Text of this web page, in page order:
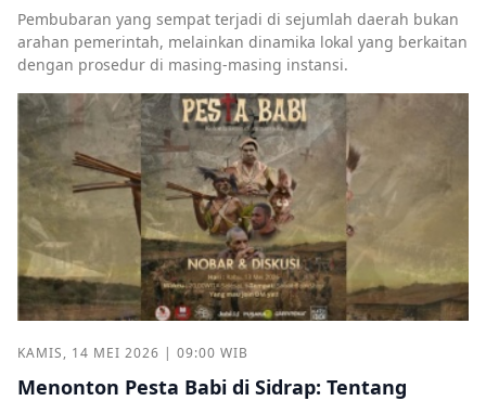
Pembubaran yang sempat terjadi di sejumlah daerah bukan
arahan pemerintah, melainkan dinamika lokal yang berkaitan
dengan prosedur di masing-masing instansi.
KAMIS, 14 MEI 2026 | 09:00 WIB
Menonton Pesta Babi di Sidrap: Tentang